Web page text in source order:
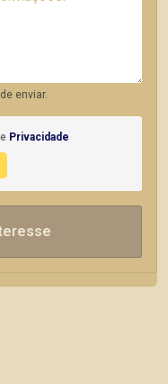
enviar.
e Privacidade